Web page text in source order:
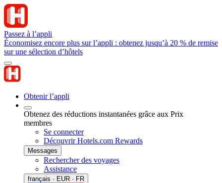
Passez à l’appli
Économisez encore plus sur l’appli : obtenez jusqu’à 20 % de remise
sur une sélection d’hôtels
Obtenir l’appli
Obtenez des réductions instantanées grâce aux Prix
membres
Se connecter
Découvrir Hotels.com Rewards
Messages
Rechercher des voyages
Assistance
français · EUR · FR